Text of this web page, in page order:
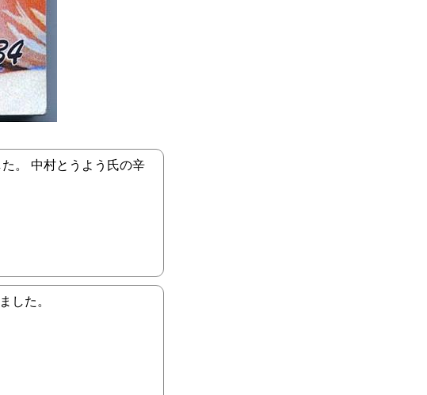
。 中村とうよう氏の辛
した。